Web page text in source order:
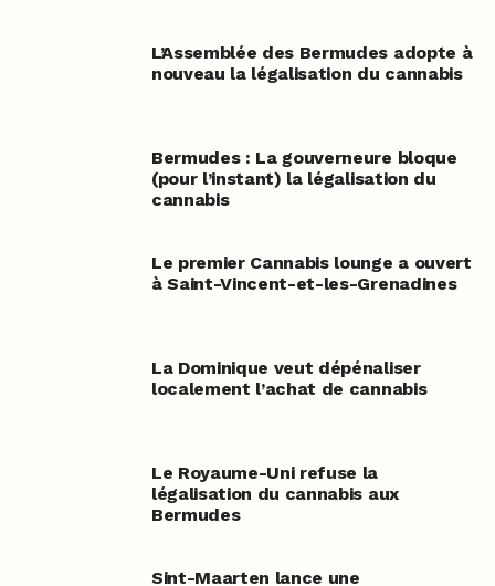
L’Assemblée des Bermudes adopte à
nouveau la légalisation du cannabis
Bermudes : La gouverneure bloque
(pour l’instant) la légalisation du
cannabis
Le premier Cannabis lounge a ouvert
à Saint-Vincent-et-les-Grenadines
La Dominique veut dépénaliser
localement l’achat de cannabis
Le Royaume-Uni refuse la
légalisation du cannabis aux
Bermudes
Sint-Maarten lance une